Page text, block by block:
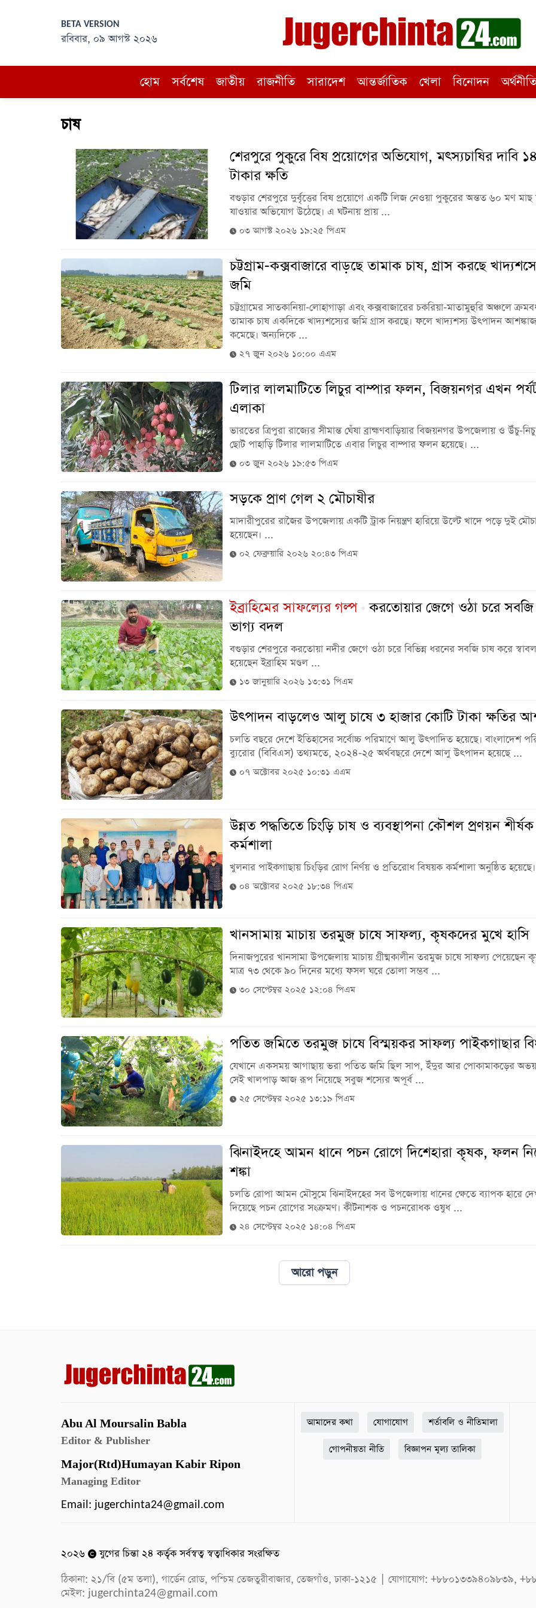
BETA VERSION
রবিবার, ০৯ আগস্ট ২০২৬
হোম সর্বশেষ জাতীয় রাজনীতি সারাদেশ আন্তর্জাতিক খেলা বিনোদন অর্থনীতি
চাষ
শেরপুরে পুকুরে বিষ প্রয়োগের অভিযোগ, মৎস্যচাষির দাবি
টাকার ক্ষতি
বগুড়ার শেরপুরে দুর্বৃত্তের বিষ প্রয়োগে একটি লিজ নেওয়া পুকুরের অন্তত ৬০ মণ মাছ
যাওয়ার অভিযোগ উঠেছে। এ ঘটনায় প্রায় ...
০৩ আগস্ট ২০২৬ ১৯:২৫ পিএম
চট্টগ্রাম-কক্সবাজারে বাড়ছে তামাক চাষ, গ্রাস করছে
জমি
চট্টগ্রামের সাতকানিয়া-লোহাগাড়া এবং কক্সবাজারের চকরিয়া-মাতামুহুরি অঞ্চলে
তামাক চাষ একদিকে খাদ্যশস্যের জমি গ্রাস করছে। ফলে খাদ্যশস্য উৎপাদন
কমেছে। অন্যদিকে ...
২৭ জুন ২০২৬ ১০:০০ এএম
টিলার লালমাটিতে লিচুর বাম্পার ফলন, বিজয়নগর এখন
এলাকা
ভারতের ত্রিপুরা রাজ্যের সীমান্ত ঘেঁষা ব্রাহ্মণবাড়িয়ার বিজয়নগর উপজেলায় ও উঁচু-
ছোট পাহাড়ি টিলার লালমাটিতে এবার লিচুর বাম্পার ফলন হয়েছে। ...
০৩ জুন ২০২৬ ১৯:৫৩ পিএম
সড়কে প্রাণ গেল ২ মৌচাষীর
মাদারীপুরের রাজৈর উপজেলায় একটি ট্রাক নিয়ন্ত্রণ হারিয়ে উল্টে খাদে পড়ে দুই
হয়েছেন। ...
০২ ফেব্রুয়ারি ২০২৬ ২০:৪৩ পিএম
ইব্রাহিমের সাফল্যের গল্প করতোয়ার জেগে ওঠা চরে সবজি
ভাগ্য বদল
বগুড়ার শেরপুরে করতোয়া নদীর জেগে ওঠা চরে বিভিন্ন ধরনের সবজি চাষ করে
হয়েছেন ইব্রাহিম মণ্ডল ...
১৩ জানুয়ারি ২০২৬ ১৩:৩১ পিএম
উৎপাদন বাড়লেও আলু চাষে ৩ হাজার কোটি টাকা ক্ষতির
চলতি বছরে দেশে ইতিহাসের সর্বোচ্চ পরিমাণে আলু উৎপাদিত হয়েছে। বাংলাদেশ
ব্যুরোর (বিবিএস) তথ্যমতে, ২০২৪-২৫ অর্থবছরে দেশে আলু উৎপাদন হয়েছে ...
০৭ অক্টোবর ২০২৫ ১০:৩১ এএম
উন্নত পদ্ধতিতে চিংড়ি চাষ ও ব্যবস্থাপনা কৌশল প্রণয়ন শীর্ষক
কর্মশালা
খুলনার পাইকগাছায় চিংড়ির রোগ নির্ণয় ও প্রতিরোধ বিষয়ক কর্মশালা অনুষ্ঠিত
০৪ অক্টোবর ২০২৫ ১৮:৩৪ পিএম
খানসামায় মাচায় তরমুজ চাষে সাফল্য, কৃষকদের মুখে হাসি
দিনাজপুরের খানসামা উপজেলায় মাচায় গ্রীষ্মকালীন তরমুজ চাষে সাফল্য পেয়েছেন
মাত্র ৭৩ থেকে ৯০ দিনের মধ্যে ফসল ঘরে তোলা সম্ভব ...
৩০ সেপ্টেম্বর ২০২৫ ১২:০৪ পিএম
পতিত জমিতে তরমুজ চাষে বিস্ময়কর সাফল্য পাইকগাছার
যেখানে একসময় আগাছায় ভরা পতিত জমি ছিল সাপ, ইঁদুর আর পোকামাকড়ের
সেই খালপাড় আজ রূপ নিয়েছে সবুজ শস্যের অপূর্ব ...
২৫ সেপ্টেম্বর ২০২৫ ১৩:১৯ পিএম
ঝিনাইদহে আমন ধানে পচন রোগে দিশেহারা কৃষক, ফলন
শঙ্কা
চলতি রোপা আমন মৌসুমে ঝিনাইদহের সব উপজেলায় ধানের ক্ষেতে ব্যাপক হারে
দিয়েছে পচন রোগের সংক্রমণ। কীটনাশক ও পচনরোধক ওষুধ ...
২৪ সেপ্টেম্বর ২০২৫ ১৪:০৪ পিএম
আরো পড়ুন
Abu Al Moursalin Babla
Editor & Publisher
Major(Rtd)Humayan Kabir Ripon
Managing Editor
Email: jugerchinta24@gmail.com
আমাদের কথা যোগাযোগ শর্তাবলি ও নীতিমালা
গোপনীয়তা নীতি বিজ্ঞাপন মূল্য তালিকা
২০২৬
যুগের চিন্তা ২৪ কর্তৃক সর্বস্বত্ব স্বত্বাধিকার সংরক্ষিত
ঠিকানা: ২১/বি (৫ম তলা), গার্ডেন রোড, পশ্চিম তেজতুরীবাজার, তেজগাঁও, ঢাকা-১২১৫ | যোগাযোগ: +৮৮০১৩৩৯৪০৯৮৩৯,
মেইল: jugerchinta24@gmail.com